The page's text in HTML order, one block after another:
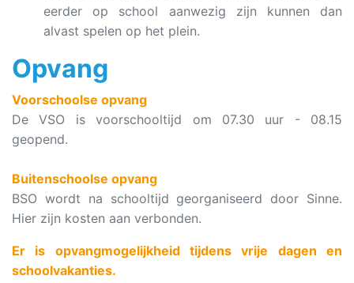
eerder op school aanwezig zijn kunnen dan
alvast spelen op het plein.
Opvang
Voorschoolse opvang
De VSO is voorschooltijd om 07.30 uur - 08.15
geopend.
Buitenschoolse opvang
BSO wordt na schooltijd georganiseerd door Sinne.
Hier zijn kosten aan verbonden.
Er is opvangmogelijkheid tijdens vrije dagen en
schoolvakanties.